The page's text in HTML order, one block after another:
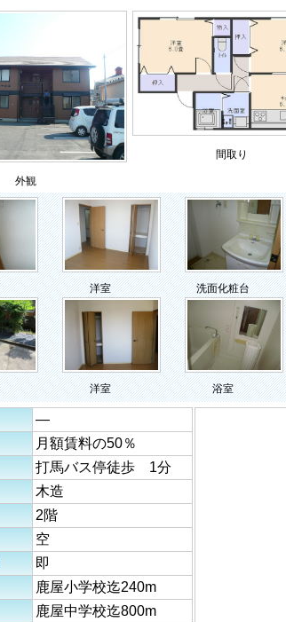
外観
間取り
洋室 洗面化粧台
洋室 浴室
―
月額賃料の50％
打馬バス停徒歩 1分
木造
2階
空
即
鹿屋小学校迄240m
鹿屋中学校迄800m